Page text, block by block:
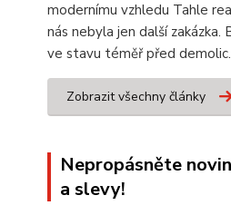
modernímu vzhledu Tahle
nás nebyla jen další zakázka.
ve stavu téměř před
Zobrazit všechny články
Nepropásněte
a slevy!